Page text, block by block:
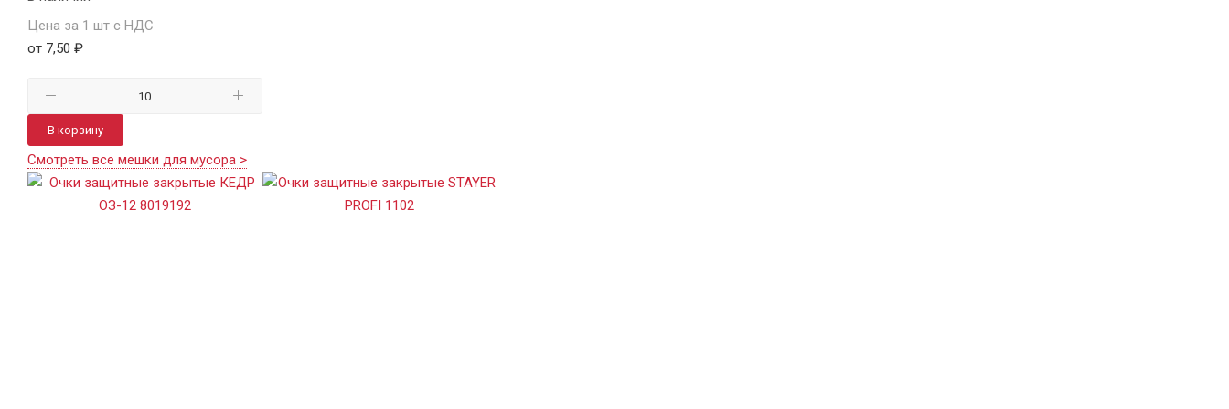
Цена за 1 шт с НДС
от 7,50 ₽
В корзину
Смотреть все мешки для мусора >